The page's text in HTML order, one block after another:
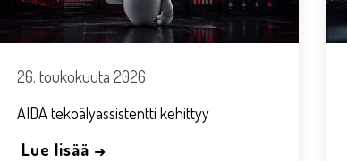
26. toukokuuta 2026
AIDA tekoälyassistentti kehittyy
Lue lisää →